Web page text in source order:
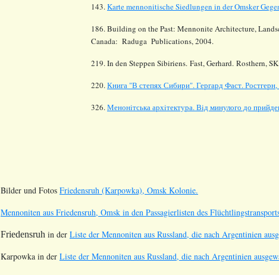
143.Karte mennonitische Siedlungen in der Omsker
186. Building on the Past: Mennonite Architecture,
Canada: Raduga Publications, 2004.
219. In den Steppen Sibiriens. Fast, Gerhard. Rosthern,SK
220.Книга "В степях Сибири". Гергард Фаст.
326.Менонiтська архiтектура. Вiд минулого до
Bilder und Fotos Friedensruh (Karpowka), Omsk Kolonie.
Mennoniten aus Friedensruh, Omsk in den Passagierlisten des
Friedensruh in der Liste der Mennoniten aus Russland, die nach Argentinien
Karpowka in der Liste der Mennoniten aus Russland, die nach Argentinien